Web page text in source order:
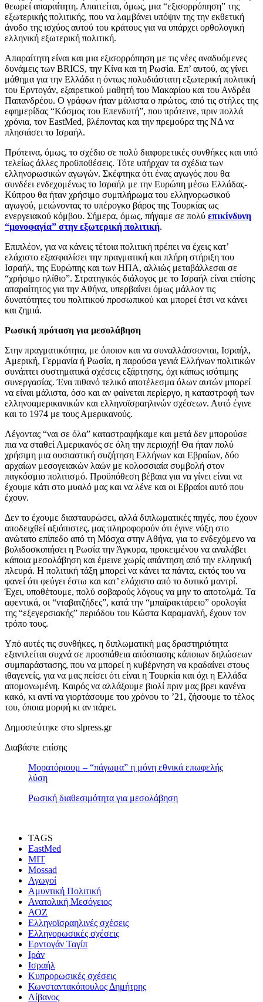
θεωρεί απαραίτητη. Απαιτείται, όμως, μια “εξισορρόπηση” της
εξωτερικής πολιτικής, που να λαμβάνει υπόψιν της την εκθετική
άνοδο της ισχύος αυτού του κράτους για να υπάρχει ορθολογική
ελληνική εξωτερική πολιτική.
Απαραίτητη είναι και μια εξισορρόπηση με τις νέες αναδυόμενες
δυνάμεις των BRICS, την Κίνα και τη Ρωσία. Επ’ αυτού, ας γίνει
μάθημα για την Ελλάδα η όντως πολυδιάστατη εξωτερική πολιτική
του Ερντογάν, εξαιρετικού μαθητή του Μακαρίου και του Ανδρέα
Παπανδρέου. Ο γράφων ήταν μάλιστα ο πρώτος, από τις στήλες της
εφημερίδας “Κόσμος του Επενδυτή”, που πρότεινε, πριν πολλά
χρόνια, τον EastMed, βλέποντας και την πρεμούρα της ΝΔ να
πλησιάσει το Ισραήλ.
Πρότεινα, όμως, το σχέδιο σε πολύ διαφορετικές συνθήκες και υπό
τελείως άλλες προϋποθέσεις. Τότε υπήρχαν τα σχέδια των
ελληνορωσικών αγωγών. Σκέφτηκα ότι ένας αγωγός που θα
συνδέει ενδεχομένως το Ισραήλ με την Ευρώπη μέσω Ελλάδας-
Κύπρου θα ήταν χρήσιμο συμπλήρωμα του ελληνορωσικού
αγωγού, μειώνοντας το υπέρογκο βάρος της Τουρκίας ως
ενεργειακού κόμβου. Σήμερα, όμως, πήγαμε σε πολύ επικίνδυνη
“μονοφαγία” στην εξωτερική πολιτική.
Επιπλέον, για να κάνεις τέτοια πολιτική πρέπει να έχεις κατ’
ελάχιστο εξασφαλίσει την πραγματική και πλήρη στήριξη του
Ισραήλ, της Ευρώπης και των ΗΠΑ, αλλιώς μεταβάλλεσαι σε
“χρήσιμο ηλίθιο”. Στρατηγικός διάλογος με το Ισραήλ είναι επίσης
απαραίτητος για την Αθήνα, υπερβαίνει όμως μάλλον τις
δυνατότητες του πολιτικού προσωπικού και μπορεί έτσι να κάνει
και ζημιά.
Ρωσική πρόταση για μεσολάβηση
Στην πραγματικότητα, με όποιον και να συναλλάσσονται, Ισραήλ,
Αμερική, Γερμανία ή Ρωσία, η παρούσα γενιά Ελλήνων πολιτικών
συνάπτει συστηματικά σχέσεις εξάρτησης, όχι κάπως ισότιμης
συνεργασίας. Ένα πιθανό τελικό αποτέλεσμα όλων αυτών μπορεί
να είναι μάλιστα, όσο και αν φαίνεται περίεργο, η καταστροφή των
ελληνοαμερικανικών και ελληνοϊσραηλινών σχέσεων. Αυτό έγινε
και το 1974 με τους Αμερικανούς.
Λέγοντας “ναι σε όλα” καταστραφήκαμε και μετά δεν μπορούσε
πια να σταθεί Αμερικανός σε όλη την περιοχή! Θα ήταν πολύ
χρήσιμη μια ουσιαστική συζήτηση Ελλήνων και Εβραίων, δύο
αρχαίων μεσογειακών λαών με κολοσσιαία συμβολή στον
παγκόσμιο πολιτισμό. Προϋπόθεση βέβαια για να γίνει είναι να
έχουμε κάτι στο μυαλό μας και να λένε και οι Εβραίοι αυτό που
έχουν.
Δεν το έχουμε διασταυρώσει, αλλά διπλωματικές πηγές, που έχουν
αποδειχθεί αξιόπιστες, μας πληροφορούν ότι έγινε νύξη στο
ανώτατο επίπεδο από τη Μόσχα στην Αθήνα, για το ενδεχόμενο να
βολιδοσκοπήσει η Ρωσία την Άγκυρα, προκειμένου να αναλάβει
κάποια μεσολάβηση και έμεινε χωρίς απάντηση από την ελληνική
πλευρά. Η πολιτική τάξη μπορεί να κάνει τα πάντα, εκτός του να
φανεί ότι φεύγει έστω και κατ’ ελάχιστο από το δυτικό μαντρί.
Έχει, υποθέτουμε, πολύ σοβαρούς λόγους να μην το αποτολμά. Τα
αφεντικά, οι “νταβατζήδες”, κατά την “μπαϊρακτάρειο” ορολογία
της “εξεγερσιακής” περιόδου του Κώστα Καραμανλή, έχουν τον
τρόπο τους.
Υπό αυτές τις συνθήκες, η διπλωματική μας δραστηριότητα
εξαντλείται συχνά σε προσπάθεια απόσπασης κάποιων δηλώσεων
συμπαράστασης, που να μπορεί η κυβέρνηση να κραδαίνει στους
ιθαγενείς, για να μας πείσει ότι είναι η Τουρκία και όχι η Ελλάδα
απομονωμένη. Καιρός να αλλάξουμε βιολί πριν μας βρει κανένα
κακό, κι αντί να γιορτάσουμε του χρόνου το ’21, ζήσουμε το τέλος
του, όποια μορφή κι αν πάρει.
Δημοσιεύτηκε στο slpress.gr
Διαβάστε επίσης
Μορατόριουμ – “πάγωμα” η μόνη εθνικά επωφελής
λύση
Ρωσική διαθεσιμότητα για μεσολάβηση
TAGS
EastMed
MIT
Mossad
Αγωγοί
Αμυντική Πολιτική
Ανατολική Μεσόγειος
ΑΟΖ
Ελληνοϊσραηλινές σχέσεις
Ελληνορωσικές σχέσεις
Ερντογάν Ταγίπ
Ιράν
Ισραήλ
Κυπρορωσικές σχέσεις
Κωνσταντακόπουλος Δημήτρης
Λίβανος